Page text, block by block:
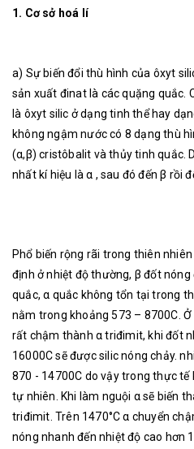
1. Cơ sở hoá lí
a) Sự biến đổi thù hình của ôxyt
sản xuất đinat là các quặng quắc.
là ôxyt silic ở dạng tinh thể hay
không ngậm nước có 8 dạng thù
(α,β) cristôbalit và thủy tinh quắc.
nhất kí hiệu là α , sau đó đến β rồi
Phổ biến rộng rãi trong thiên
định ở nhiệt độ thường, β đốt nóng
quắc, α quắc không tổn tại trong
nằm trong khoảng 573 – 8700C.
rất chậm thành α triđimit, khi đốt
16000C sẽ được silic nóng chảy.
870 - 14700C do vậy trong thực tế
tự nhiên. Khi làm nguội α sẽ biến
triđimit. Trên 1470°C α chuyển
nóng nhanh đến nhiệt độ cao hơn